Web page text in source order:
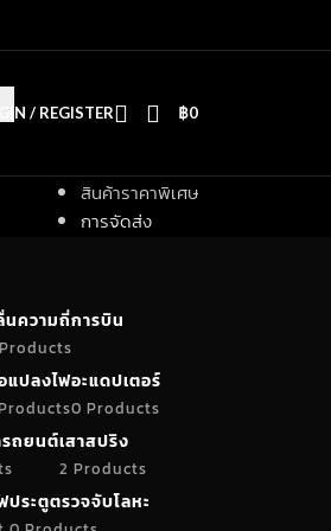
/ REGISTER ฿0
สินค้าราคาพิเศษ
การจัดส่ง
นความถี่การบิน
แปลงไฟอะแดปเตอร์
0 Products
ถยนต์เสาสปริง
2 Products
ประตูตรวจจับโลหะ